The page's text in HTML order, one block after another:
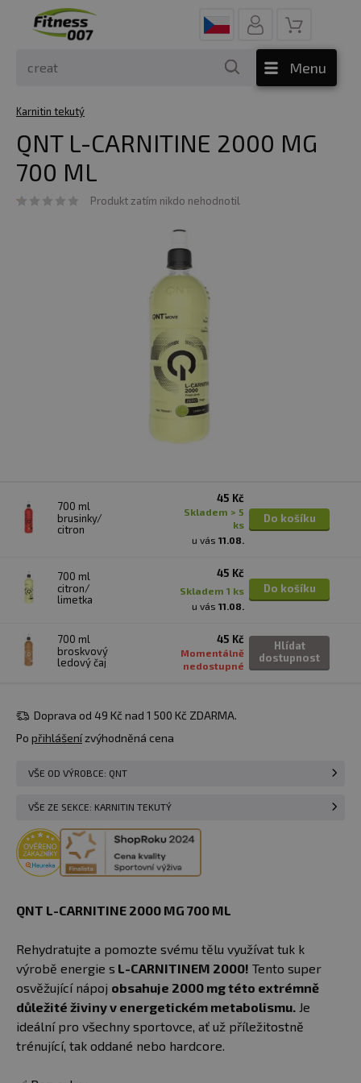
Menu
Karnitin tekutý
QNT L-CARNITINE 2000 MG
700 ML
Produkt zatím nikdo nehodnotil
700 ml
brusinky/
citron
45 Kč
skladem > 5
ks
u vás 11.08.
Do košíku
700 ml
citron/
limetka
45 Kč
skladem 1 ks
u vás 11.08.
Do košíku
700 ml
broskvový
ledový čaj
45 Kč
Momentálně
nedostupné
Hlídat
dostupnost
Doprava od 49 Kč nad 1 500 Kč ZDARMA.
Po přihlášenízvýhodněná cena
VŠE OD VÝROBCE: QNT
VŠE ZE SEKCE: KARNITIN TEKUTÝ
QNT L-CARNITINE 2000 MG 700 ML
Rehydratujte a pomozte svému tělu využívat tuk k
výrobě energie s L-CARNITINEM 2000! Tento super
osvěžující nápoj obsahuje 2000 mg této extrémně
důležité živiny v energetickém metabolismu. Je
ideální pro všechny sportovce, ať už příležitostně
trénující, tak oddané nebo hardcore.